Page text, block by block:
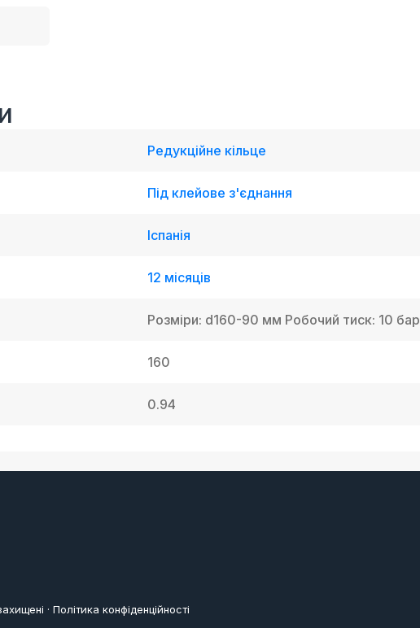
Редукційне кільце
Під клейове з'єднання
Іспанія
12 місяців
Розміри: d160-90 мм Робочий тиск: 10 бар
160
0.94
· Політика конфіденційності